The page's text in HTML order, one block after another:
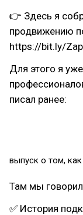
👉 Здесь я
продвижению
https://bit.ly/
Для этого я
писал ранее:
выпуск о том,
Там мы
✅ История